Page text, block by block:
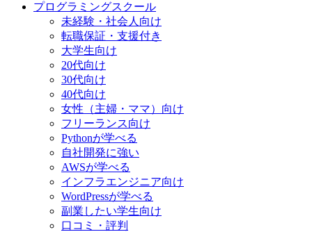
プログラミングスクール
未経験・社会人向け
転職保証・支援付き
大学生向け
20代向け
30代向け
40代向け
女性（主婦・ママ）向け
フリーランス向け
Pythonが学べる
自社開発に強い
AWSが学べる
インフラエンジニア向け
WordPressが学べる
副業したい学生向け
口コミ・評判